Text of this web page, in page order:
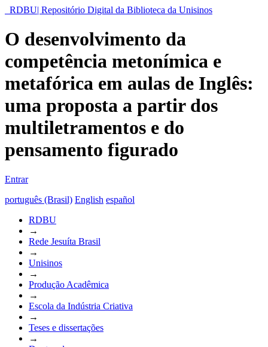
RDBU| Repositório Digital da Biblioteca da Unisinos
O desenvolvimento da
competência metonímica e
metafórica em aulas de Inglês:
uma proposta a partir dos
multiletramentos e do
pensamento figurado
Entrar
português (Brasil) English español
RDBU
→
Rede Jesuíta Brasil
→
Unisinos
→
Produção Acadêmica
→
Escola da Indústria Criativa
→
Teses e dissertações
→